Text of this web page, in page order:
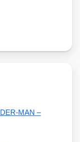
MAN –